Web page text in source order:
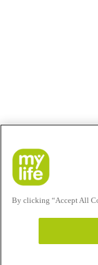
By clicking “Accept All